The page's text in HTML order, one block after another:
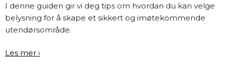
I denne guiden gir vi deg tips om hvordan du kan velge
belysning for å skape et sikkert og imøtekommende
utendørsområde.
Lys
Les mer ›